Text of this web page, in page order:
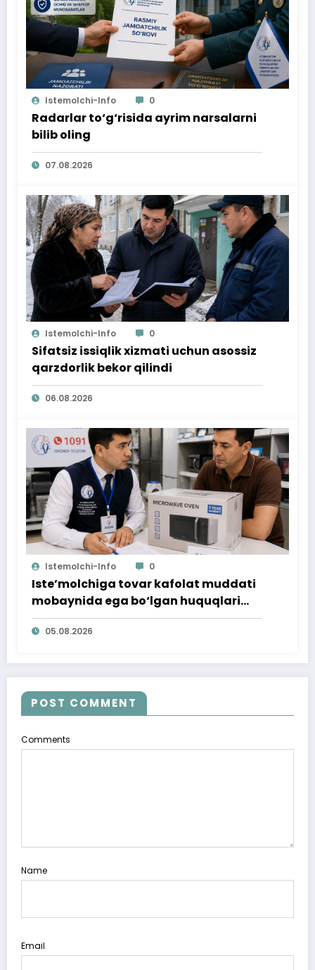
Istemolchi-Info 0
Radarlar to‘g‘risida ayrim narsalarni
bilib oling
07.08.2026
Istemolchi-Info 0
Sifatsiz issiqlik xizmati uchun asossiz
qarzdorlik bekor qilindi
06.08.2026
Istemolchi-Info 0
Iste’molchiga tovar kafolat muddati
mobaynida ega bo‘lgan huquqlari
ta’minlab berildi
05.08.2026
POST COMMENT
Comments
Name
Email